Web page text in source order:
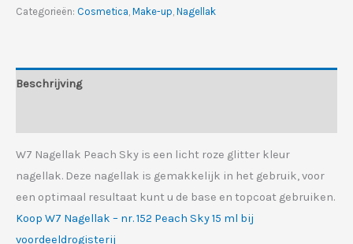
Categorieën: Cosmetica, Make-up, Nagellak
Beschrijving
W7 Nagellak Peach Sky is een licht roze glitter kleur
nagellak. Deze nagellak is gemakkelijk in het gebruik, voor
een optimaal resultaat kunt u de base en topcoat gebruiken.
Koop W7 Nagellak – nr. 152 Peach Sky 15 ml bij
voordeeldrogisterij